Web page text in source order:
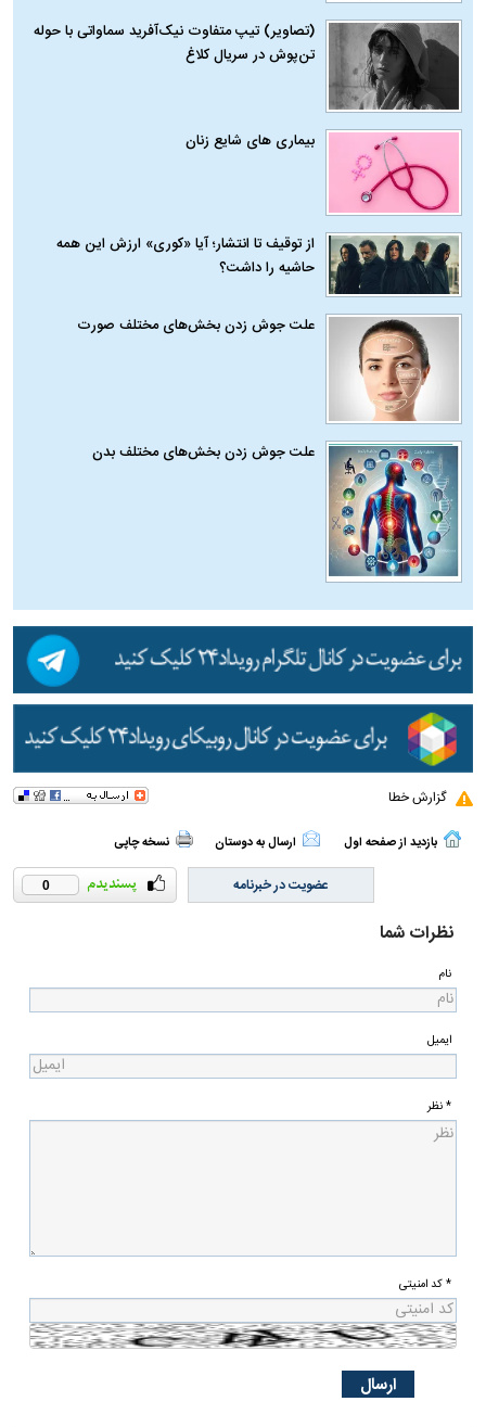
(تصاویر) تیپ متفاوت نیک‌آفرید سماواتی با حوله
تن‌پوش در سریال کلاغ
بیماری‌ های شایع زنان
از توقیف تا انتشار؛ آیا «کوری» ارزش این همه
حاشیه را داشت؟
علت جوش زدن بخش‌های مختلف صورت
علت جوش زدن بخش‌های مختلف بدن
گزارش خطا
بازدید از صفحه اول ارسال به دوستان نسخه چاپی
0 عضویت در خبرنامه
نظرات شما
نام
ایمیل
* نظر
* کد امنیتی